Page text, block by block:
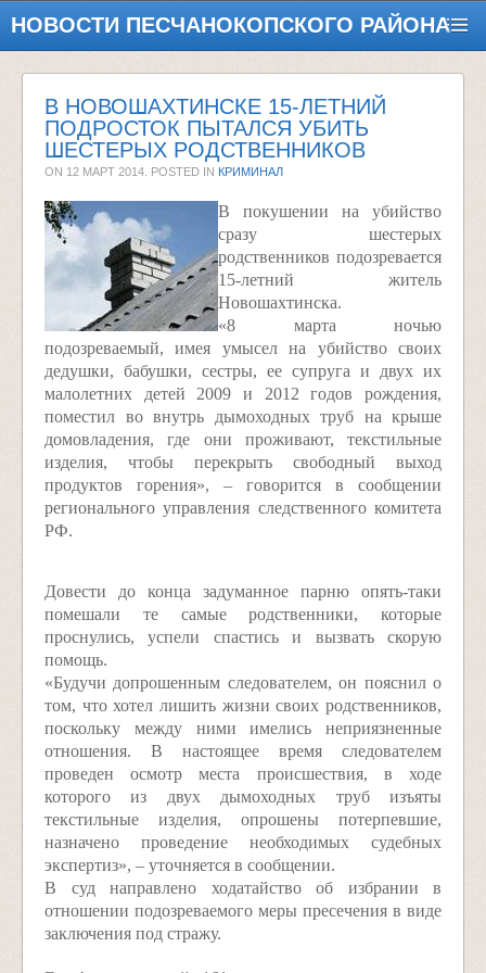
НОВОСТИ ПЕСЧАНОКОПСКОГО РАЙОНА
В НОВОШАХТИНСКЕ 15-ЛЕТНИЙ
ПОДРОСТОК ПЫТАЛСЯ УБИТЬ
ШЕСТЕРЫХ РОДСТВЕННИКОВ
ON 12 МАРТ 2014 . POSTED IN КРИМИНАЛ
В покушении на убийство
сразу шестерых
родственников подозревается
15-летний житель
Новошахтинска.
«8 марта ночью
подозреваемый, имея умысел на убийство своих
дедушки, бабушки, сестры, ее супруга и двух их
малолетних детей 2009 и 2012 годов рождения,
поместил во внутрь дымоходных труб на крыше
домовладения, где они проживают, текстильные
изделия, чтобы перекрыть свободный выход
продуктов горения», – говорится в сообщении
регионального управления следственного комитета
РФ.
Довести до конца задуманное парню опять-таки
помешали те самые родственники, которые
проснулись, успели спастись и вызвать скорую
помощь.
«Будучи допрошенным следователем, он пояснил о
том, что хотел лишить жизни своих родственников,
поскольку между ними имелись неприязненные
отношения. В настоящее время следователем
проведен осмотр места происшествия, в ходе
которого из двух дымоходных труб изъяты
текстильные изделия, опрошены потерпевшие,
назначено проведение необходимых судебных
экспертиз», – уточняется в сообщении.
В суд направлено ходатайство об избрании в
отношении подозреваемого меры пресечения в виде
заключения под стражу.